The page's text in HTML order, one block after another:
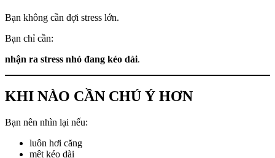
Bạn không cần đợi stress lớn.
Bạn chỉ cần:
nhận ra stress nhỏ đang kéo dài.
KHI NÀO CẦN CHÚ Ý HƠN
Bạn nên nhìn lại nếu:
luôn hơi căng
mệt kéo dài